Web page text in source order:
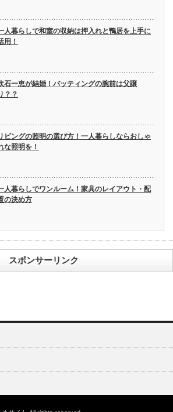
人暮らしで和室の収納は押入れと鴨居を上手に
用！
石一恵が結婚！バッティングの腕前は父譲
？？
ビングの照明の選び方！一人暮らしならおしゃ
な照明を！
人暮らしでワンルーム！家具のレイアウト・配
の決め方
スポンサーリンク